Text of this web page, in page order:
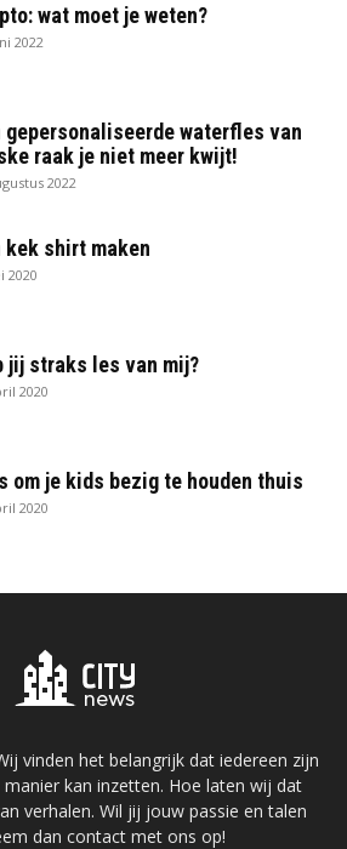
wat moet je weten?
2022
gepersonaliseerde waterfles van
raak je niet meer kwijt!
2022
kek shirt maken
2020
jij straks les van mij?
2020
om je kids bezig te houden thuis
2020
vinden het belangrijk dat iedereen zijn
kan inzetten. Hoe laten wij dat
verhalen. Wil jij jouw passie en talen
dan contact met ons op!